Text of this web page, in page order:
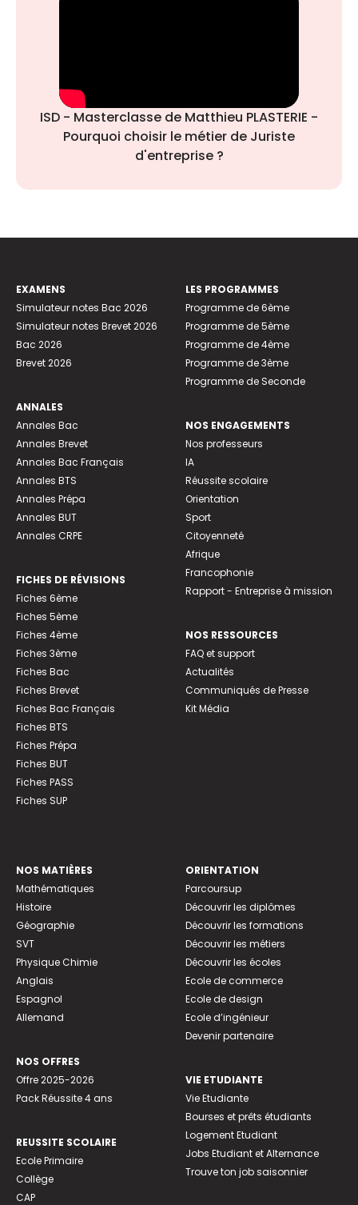
ISD - Masterclasse de Matthieu PLASTERIE -
Pourquoi choisir le métier de Juriste
d'entreprise ?
EXAMENS
Simulateur notes Bac 2026
Simulateur notes Brevet 2026
Bac 2026
Brevet 2026
ANNALES
Annales Bac
Annales Brevet
Annales Bac Français
Annales BTS
Annales Prépa
Annales BUT
Annales CRPE
FICHES DE RÉVISIONS
Fiches 6ème
Fiches 5ème
Fiches 4ème
Fiches 3ème
Fiches Bac
Fiches Brevet
Fiches Bac Français
Fiches BTS
Fiches Prépa
Fiches BUT
Fiches PASS
Fiches SUP
LES PROGRAMMES
Programme de 6ème
Programme de 5ème
Programme de 4ème
Programme de 3ème
Programme de Seconde
NOS ENGAGEMENTS
Nos professeurs
IA
Réussite scolaire
Orientation
Sport
Citoyenneté
Afrique
Francophonie
Rapport - Entreprise à mission
NOS RESSOURCES
FAQ et support
Actualités
Communiqués de Presse
Kit Média
NOS MATIÈRES
Mathématiques
Histoire
Géographie
SVT
Physique Chimie
Anglais
Espagnol
Allemand
NOS OFFRES
Offre 2025-2026
Pack Réussite 4 ans
REUSSITE SCOLAIRE
Ecole Primaire
Collège
CAP
ORIENTATION
Parcoursup
Découvrir les diplômes
Découvrir les formations
Découvrir les métiers
Découvrir les écoles
Ecole de commerce
Ecole de design
Ecole d’ingénieur
Devenir partenaire
VIE ETUDIANTE
Vie Etudiante
Bourses et prêts étudiants
Logement Etudiant
Jobs Etudiant et Alternance
Trouve ton job saisonnier